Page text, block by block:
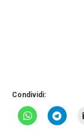
Condividi: